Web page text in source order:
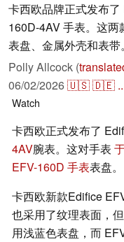
卡西欧品牌正式发布
160D-4AV 手表。这
表盘、金属外壳和表带。
Polly Allcock (
06/02/2026🇺🇸🇩🇪
Watch
卡西欧正式发布了
4AV腕表。这对手表
EFV-160D 手表表盘。
卡西欧新款Edifice
也采用了纹理表面，
用浅蓝色表盘，而